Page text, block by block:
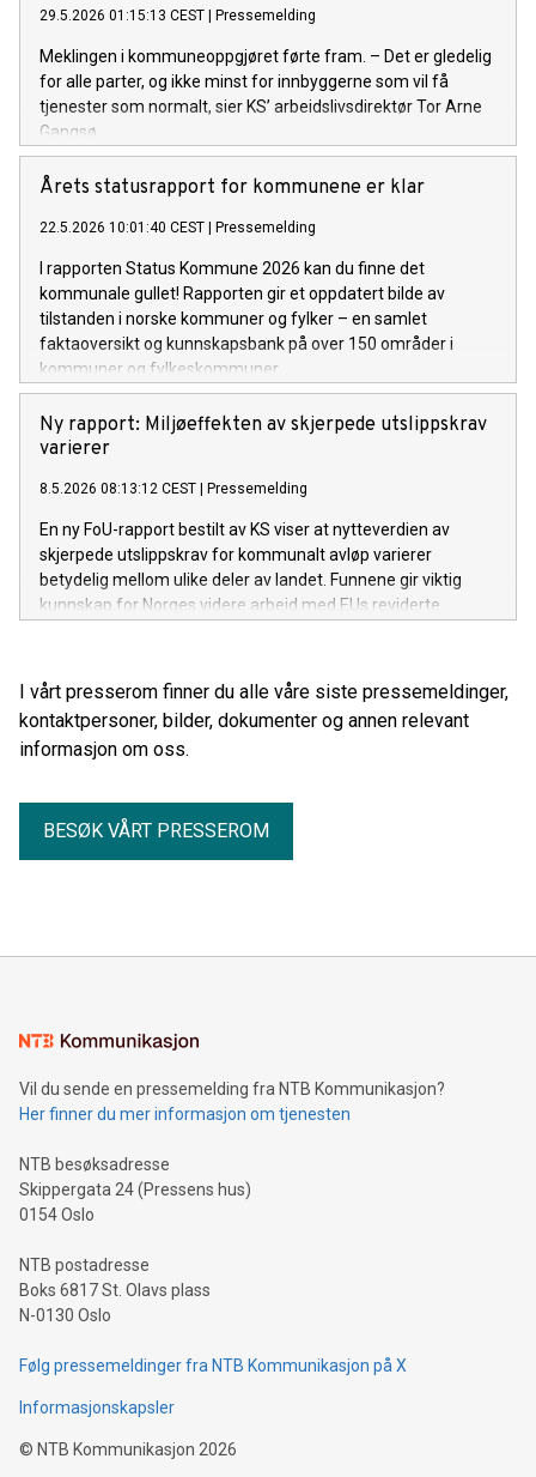
29.5.2026 01:15:13 CEST Pressemelding
Meklingen i kommuneoppgjøret førte fram. – Det er gledelig
for alle parter, og ikke minst for innbyggerne som vil få
tjenester som normalt, sier KS’ arbeidslivsdirektør Tor Arne
Gangsø.
Årets statusrapport for kommunene er klar
22.5.2026 10:01:40 CEST Pressemelding
I rapporten Status Kommune 2026 kan du finne det
kommunale gullet! Rapporten gir et oppdatert bilde av
tilstanden i norske kommuner og fylker – en samlet
faktaoversikt og kunnskapsbank på over 150 områder i
kommuner og fylkeskommuner.
Ny rapport: Miljøeffekten av skjerpede utslippskrav
varierer
8.5.2026 08:13:12 CEST Pressemelding
En ny FoU-rapport bestilt av KS viser at nytteverdien av
skjerpede utslippskrav for kommunalt avløp varierer
betydelig mellom ulike deler av landet. Funnene gir viktig
kunnskap for Norges videre arbeid med EUs reviderte
I vårt presserom finner du alle våre siste pressemeldinger,
kontaktpersoner, bilder, dokumenter og annen relevant
informasjon om oss.
BESØK VÅRT PRESSEROM
Vil du sende en pressemelding fra NTB Kommunikasjon?
Her finner du mer informasjon om tjenesten
NTB besøksadresse
Skippergata 24 (Pressens hus)
0154 Oslo
NTB postadresse
Boks 6817 St. Olavs plass
N-0130 Oslo
Følg pressemeldinger fra NTB Kommunikasjon på X
Informasjonskapsler
© NTB Kommunikasjon 2026